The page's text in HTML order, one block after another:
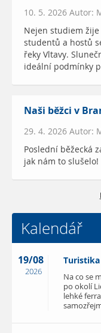
10. 5. 2026 Autor:
Nejen studiem
studentů a hostů
řeky Vltavy.
ideální podmínky
Naši běžci v
29. 4. 2026 Autor:
Poslední běžecká
jak nám to slušelo!
Kalendář
19/08
2026
Na co se
po okolí
lehké